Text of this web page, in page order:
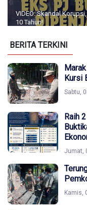
VIDEO: Skandal
10 Tahun!
BERITA TERKINI
Kursi
Sabtu,
Raih
Jumat,
Kamis,